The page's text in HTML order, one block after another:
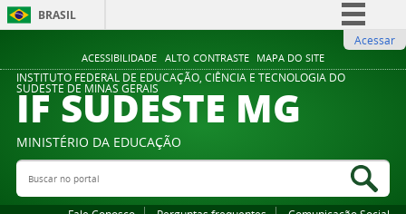
ACESSIBILIDADE ALTO CONTRASTE MAPA DO SITE
BRASIL
Comunica BR
Participe
Legislação
Acessar
INSTITUTO FEDERAL DE EDUCAÇÃO, CIÊNCIA E TECNOLOGIA DO
SUDESTE DE MINAS GERAIS
IF SUDESTE MG
MINISTÉRIO DA EDUCAÇÃO
Buscar no portal